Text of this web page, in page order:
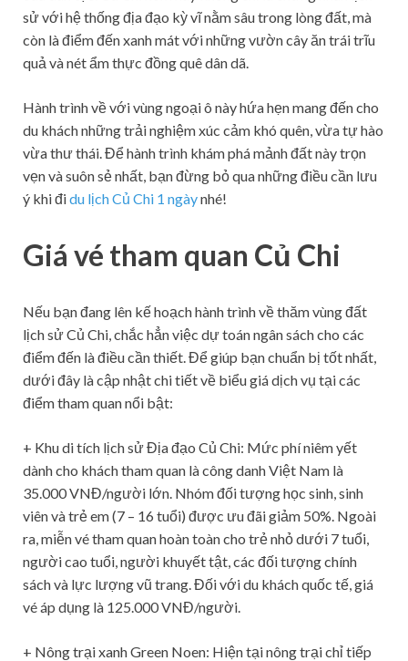
sử với hệ thống địa đạo kỳ vĩ nằm sâu trong lòng đất, mà
còn là điểm đến xanh mát với những vườn cây ăn trái trĩu
quả và nét ẩm thực đồng quê dân dã.
Hành trình về với vùng ngoại ô này hứa hẹn mang đến cho
du khách những trải nghiệm xúc cảm khó quên, vừa tự hào
vừa thư thái. Để hành trình khám phá mảnh đất này trọn
vẹn và suôn sẻ nhất, bạn đừng bỏ qua những điều cần lưu
ý khi đidu lịch Củ Chi 1 ngàynhé!
Giá vé tham quan Củ Chi
Nếu bạn đang lên kế hoạch hành trình về thăm vùng đất
lịch sử Củ Chi, chắc hẳn việc dự toán ngân sách cho các
điểm đến là điều cần thiết. Để giúp bạn chuẩn bị tốt nhất,
dưới đây là cập nhật chi tiết về biểu giá dịch vụ tại các
điểm tham quan nổi bật:
+ Khu di tích lịch sử Địa đạo Củ Chi: Mức phí niêm yết
dành cho khách tham quan là công danh Việt Nam là
35.000 VNĐ/người lớn. Nhóm đối tượng học sinh, sinh
viên và trẻ em (7 – 16 tuổi) được ưu đãi giảm 50%. Ngoài
ra, miễn vé tham quan hoàn toàn cho trẻ nhỏ dưới 7 tuổi,
người cao tuổi, người khuyết tật, các đối tượng chính
sách và lực lượng vũ trang. Đối với du khách quốc tế, giá
vé áp dụng là 125.000 VNĐ/người.
+ Nông trại xanh Green Noen: Hiện tại nông trại chỉ tiếp